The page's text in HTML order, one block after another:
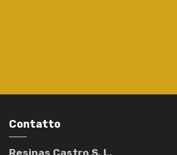
Contatto
Resinas Castro S. L.